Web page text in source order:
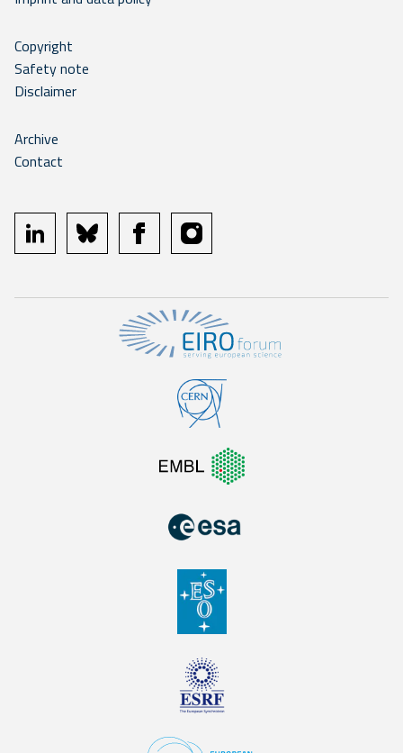
Copyright
Safety note
Disclaimer
Archive
Contact
linkedin bluesky facebookinstagram